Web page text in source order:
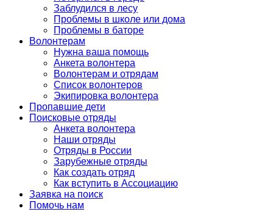
Заблудился в лесу
Проблемы в школе или дома
Проблемы в баторе
Волонтерам
Нужна ваша помощь
Анкета волонтера
Волонтерам и отрядам
Список волонтеров
Экипировка волонтера
Пропавшие дети
Поисковые отряды
Анкета волонтера
Наши отряды
Отряды в России
Зарубежные отряды
Как создать отряд
Как вступить в Ассоциацию
Заявка на поиск
Помочь нам